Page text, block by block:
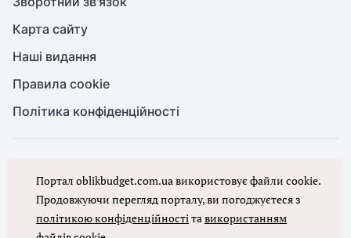
Карта сайту
Наші видання
Правила cookie
Політика конфіденційності
Повне або часткове копіювання будь-яких матеріалів порталу,
цитування, публікація їх анотованих оглядів допускаються лише з
письмового дозволу редакції порталу
Портал oblikbudget.com.ua використовує файли cookie.
Продовжуючи перегляд порталу, ви погоджуєтеся з
політикою конфіденційностітавикористанням